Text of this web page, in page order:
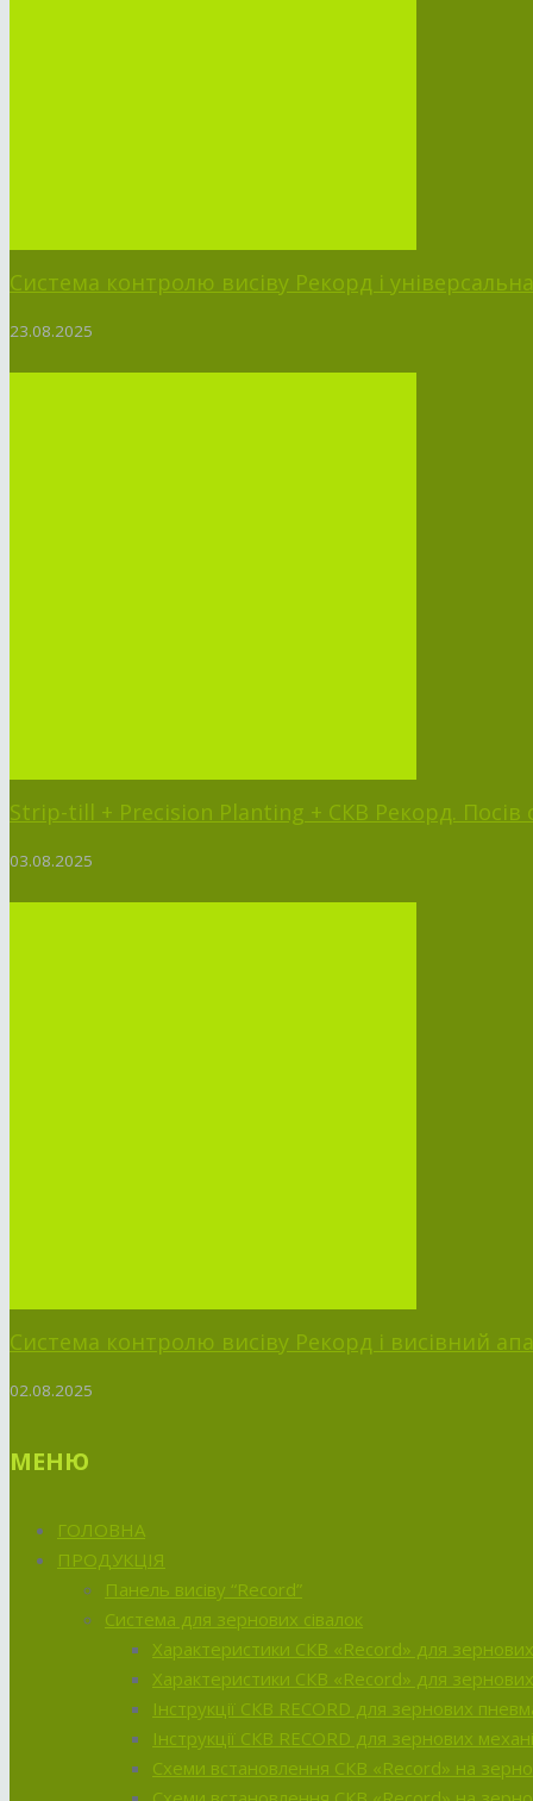
Система контролю висіву Рекорд і
23.08.2025
Strip-till + Precision Planting + СКВ Рекорд.
03.08.2025
Система контролю висіву Рекорд і висівний
02.08.2025
МЕНЮ
ГОЛОВНА
ПРОДУКЦІЯ
Панель висіву “Record”
Система для зернових сівалок
Характеристики CКВ «Record» для зернових
Характеристики СКВ «Record» для
Інструкції CКВ RECORD для зернових
Інструкції CКВ RECORD для зернових
Схеми встановлення СКВ «Record» на